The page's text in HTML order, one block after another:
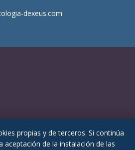
dexeus.com
propias y de terceros. Si continúa
aceptación de la instalación de las